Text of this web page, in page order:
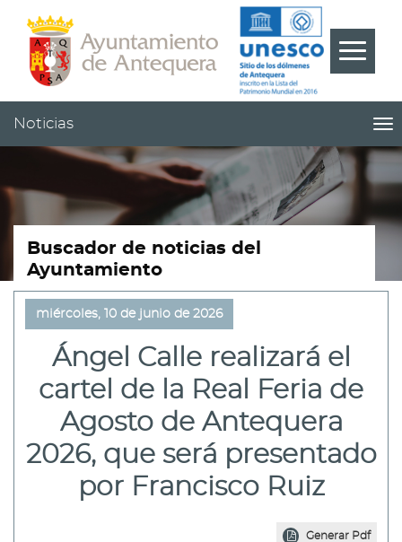
Cabecera
Pie
Menú
???
Noticias
Buscador de noticias del
Ayuntamiento
miércoles, 10 de junio de 2026
Ángel Calle realizará el
cartel de la Real Feria de
Agosto de Antequera
2026, que será presentado
por Francisco Ruiz
Generar Pdf